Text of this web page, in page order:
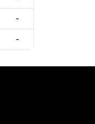
-
-